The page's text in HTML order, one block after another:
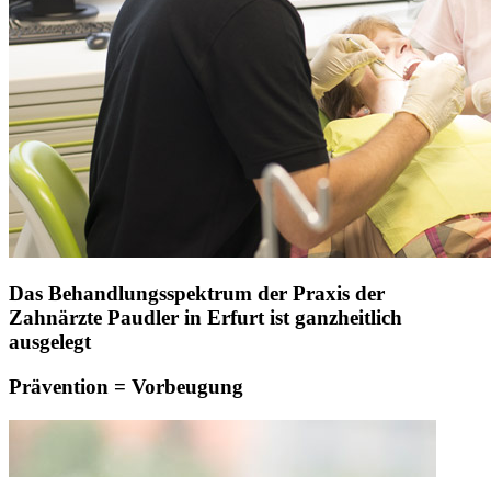
Das Behandlungsspektrum der Praxis der
Zahnärzte Paudler in Erfurt ist ganzheitlich
ausgelegt
Prävention = Vorbeugung